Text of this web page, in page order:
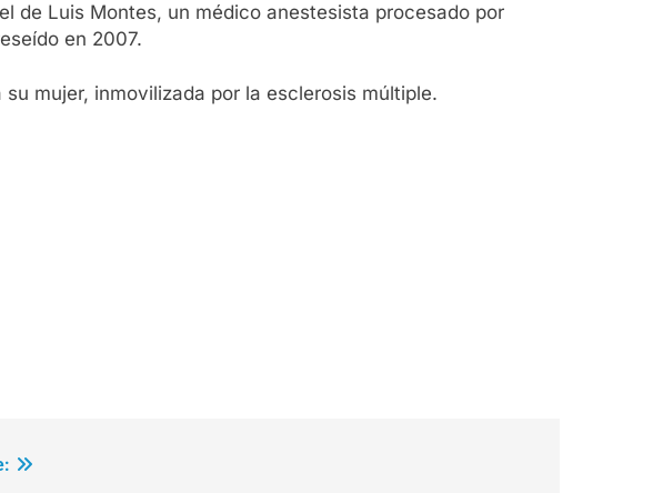
de Luis Montes, un médico anestesista procesado por
en 2007.
mujer, inmovilizada por la esclerosis múltiple.